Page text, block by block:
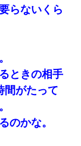
親「あっち行っ
た母親がすっ飛
？ 死ぬんか？
づくと逃げ場が
泣いてたら…
に人生が立ち直
らないくら
ときの相手
間がたって
のかな。